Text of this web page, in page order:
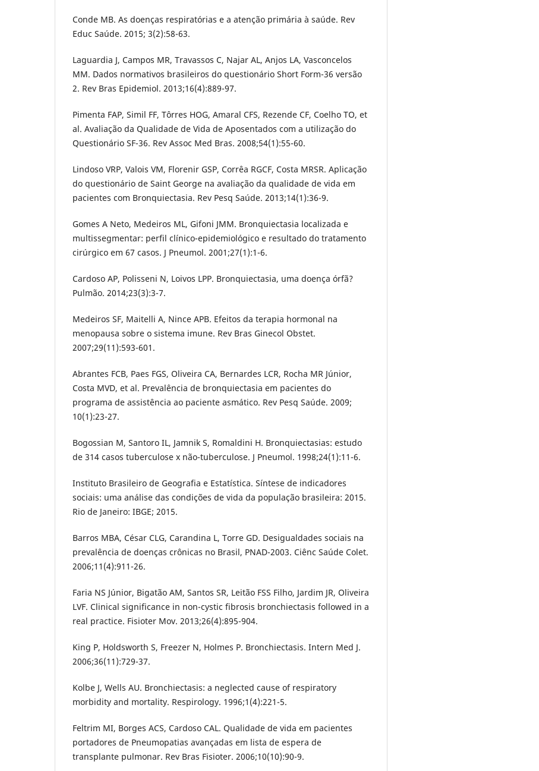
Conde MB. As doenças respiratórias e a atenção primária à saúde. Rev
Educ Saúde. 2015; 3(2):58-63.
Laguardia J, Campos MR, Travassos C, Najar AL, Anjos LA, Vasconcelos
MM. Dados normativos brasileiros do questionário Short Form-36 versão
2. Rev Bras Epidemiol. 2013;16(4):889-97.
Pimenta FAP, Simil FF, Tôrres HOG, Amaral CFS, Rezende CF, Coelho TO, et
al. Avaliação da Qualidade de Vida de Aposentados com a utilização do
Questionário SF-36. Rev Assoc Med Bras. 2008;54(1):55-60.
Lindoso VRP, Valois VM, Florenir GSP, Corrêa RGCF, Costa MRSR. Aplicação
do questionário de Saint George na avaliação da qualidade de vida em
pacientes com Bronquiectasia. Rev Pesq Saúde. 2013;14(1):36-9.
Gomes A Neto, Medeiros ML, Gifoni JMM. Bronquiectasia localizada e
multissegmentar: perfil clínico-epidemiológico e resultado do tratamento
cirúrgico em 67 casos. J Pneumol. 2001;27(1):1-6.
Cardoso AP, Polisseni N, Loivos LPP. Bronquiectasia, uma doença órfã?
Pulmão. 2014;23(3):3-7.
Medeiros SF, Maitelli A, Nince APB. Efeitos da terapia hormonal na
menopausa sobre o sistema imune. Rev Bras Ginecol Obstet.
2007;29(11):593-601.
Abrantes FCB, Paes FGS, Oliveira CA, Bernardes LCR, Rocha MR Júnior,
Costa MVD, et al. Prevalência de bronquiectasia em pacientes do
programa de assistência ao paciente asmático. Rev Pesq Saúde. 2009;
10(1):23-27.
Bogossian M, Santoro IL, Jamnik S, Romaldini H. Bronquiectasias: estudo
de 314 casos tuberculose x não-tuberculose. J Pneumol. 1998;24(1):11-6.
Instituto Brasileiro de Geografia e Estatística. Síntese de indicadores
sociais: uma análise das condições de vida da população brasileira: 2015.
Rio de Janeiro: IBGE; 2015.
Barros MBA, César CLG, Carandina L, Torre GD. Desigualdades sociais na
prevalência de doenças crônicas no Brasil, PNAD-2003. Ciênc Saúde Colet.
2006;11(4):911-26.
Faria NS Júnior, Bigatão AM, Santos SR, Leitão FSS Filho, Jardim JR, Oliveira
LVF. Clinical significance in non-cystic fibrosis bronchiectasis followed in a
real practice. Fisioter Mov. 2013;26(4):895-904.
King P, Holdsworth S, Freezer N, Holmes P. Bronchiectasis. Intern Med J.
2006;36(11):729-37.
Kolbe J, Wells AU. Bronchiectasis: a neglected cause of respiratory
morbidity and mortality. Respirology. 1996;1(4):221-5.
Feltrim MI, Borges ACS, Cardoso CAL. Qualidade de vida em pacientes
portadores de Pneumopatias avançadas em lista de espera de
transplante pulmonar. Rev Bras Fisioter. 2006;10(10):90-9.